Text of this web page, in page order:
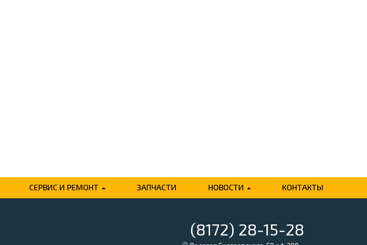
СЕРВИС И РЕМОНТ ЗАПЧАСТИ НОВОСТИ КОНТАКТЫ
(8172) 28-15-28